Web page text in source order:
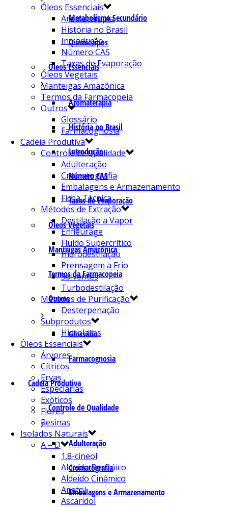
Metabolismo Secundário
Quimiotipos
Óleos Essenciais
Aromaterapia
História no Brasil
Introdução
Número CAS
Taxas de Evaporação
Óleos Vegetais
Manteigas Amazônica
Termos da Farmacopeia
Outros
Glossário
Farmacognosia
Cadeia Produtiva
Controle de Qualidade
Adulteração
Cromatografia
Embalagens e Armazenamento
Óleos Essenciais
Aromaterapia
História no Brasil
Introdução
Número CAS
Taxas de Evaporação
Óleos Vegetais
Manteigas Amazônica
Termos da Farmacopeia
Outros
Glossário
Farmacognosia
Cadeia Produtiva
Controle de Qualidade
Adulteração
Cromatografia
Embalagens e Armazenamento
Ficha Técnica
Métodos de Extração
Destilação a Vapor
Enfleurage
Fluído Supercrítico
Hidrodestilação
Prensagem a Frio
Solventes
Turbodestilação
Métodos de Purificação
Desterpenação
Subprodutos
Hidrolatos
Óleos Essenciais
Árvores
Cítricos
Ervas
Especiarias
Exóticos
Flores
Resinas
Isolados Naturais
A – D
1.8-cineol
Aldeído Benzóico
Aldeído Cinâmico
Anetol
Ascaridol